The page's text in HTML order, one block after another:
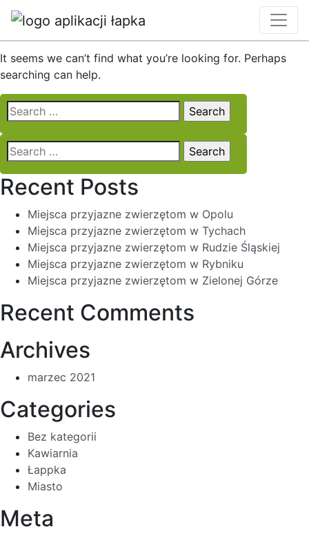
Nothing Found
It seems we can’t find what you’re looking for. Perhaps
searching can help.
Search
for:
Search
for:
Recent Posts
Miejsca przyjazne zwierzętom w Opolu
Miejsca przyjazne zwierzętom w Tychach
Miejsca przyjazne zwierzętom w Rudzie Śląskiej
Miejsca przyjazne zwierzętom w Rybniku
Miejsca przyjazne zwierzętom w Zielonej Górze
Recent Comments
Archives
marzec 2021
Categories
Bez kategorii
Kawiarnia
Łappka
Miasto
Meta